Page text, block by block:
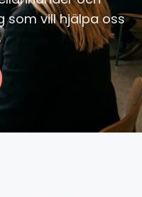
som vill hjälpa oss